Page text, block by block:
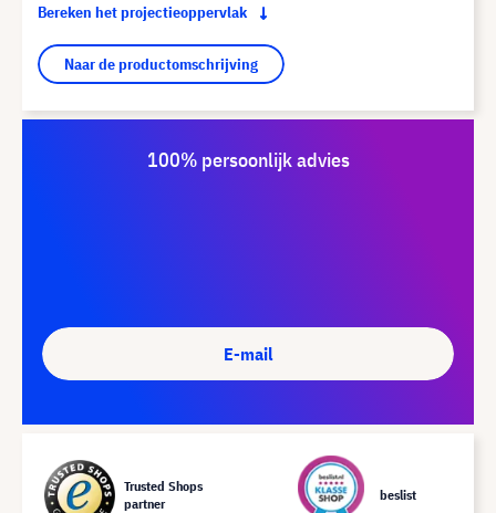
Bereken het projectieoppervlak
Naar de productomschrijving
100% persoonlijk advies
E-mail
Trusted Shops
partner
beslist